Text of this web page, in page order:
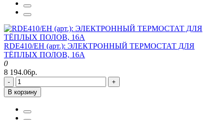
RDE410/EH (арт.): ЭЛЕКТРОННЫЙ ТЕРМОСТАТ ДЛЯ
ТЁПЛЫХ ПОЛОВ, 16A
0
8 194.06р.
-
+
В корзину